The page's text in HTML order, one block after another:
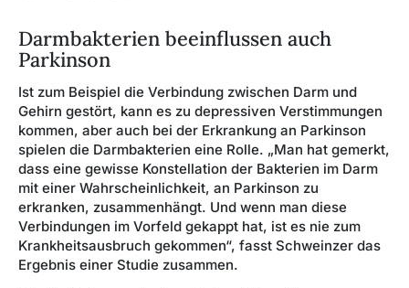
Darmbakterien beeinflussen auch
Parkinson
Ist zum Beispiel die Verbindung zwischen Darm und
Gehirn gestört, kann es zu depressiven Verstimmungen
kommen, aber auch bei der Erkrankung an Parkinson
spielen die Darmbakterien eine Rolle. „Man hat gemerkt,
dass eine gewisse Konstellation der Bakterien im Darm
mit einer Wahrscheinlichkeit, an Parkinson zu
erkranken, zusammenhängt. Und wenn man diese
Verbindungen im Vorfeld gekappt hat, ist es nie zum
Krankheitsausbruch gekommen“, fasst Schweinzer das
Ergebnis einer Studie zusammen.